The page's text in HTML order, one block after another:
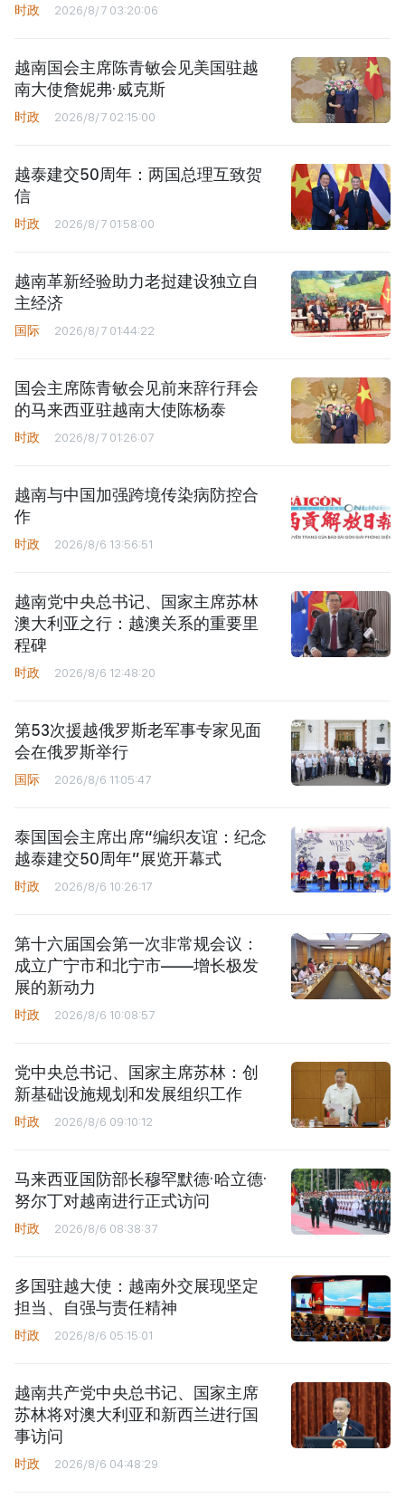
时政 2026/8/7 03:20:06
越南国会主席陈青敏会见美国驻越
南大使詹妮弗·威克斯
时政 2026/8/7 02:15:00
越泰建交50周年：两国总理互致贺
信
时政 2026/8/7 01:58:00
越南革新经验助力老挝建设独立自
主经济
国际 2026/8/7 01:44:22
国会主席陈青敏会见前来辞行拜会
的马来西亚驻越南大使陈杨泰
时政 2026/8/7 01:26:07
越南与中国加强跨境传染病防控合
作
时政 2026/8/6 13:56:51
越南党中央总书记、国家主席苏林
澳大利亚之行：越澳关系的重要里
程碑
时政 2026/8/6 12:48:20
第53次援越俄罗斯老军事专家见面
会在俄罗斯举行
国际 2026/8/6 11:05:47
泰国国会主席出席“编织友谊：纪念
越泰建交50周年”展览开幕式
时政 2026/8/6 10:26:17
第十六届国会第一次非常规会议：
成立广宁市和北宁市——增长极发
展的新动力
时政 2026/8/6 10:08:57
党中央总书记、国家主席苏林：创
新基础设施规划和发展组织工作
时政 2026/8/6 09:10:12
马来西亚国防部长穆罕默德·哈立德·
努尔丁对越南进行正式访问
时政 2026/8/6 08:38:37
多国驻越大使：越南外交展现坚定
担当、自强与责任精神
时政 2026/8/6 05:15:01
越南共产党中央总书记、国家主席
苏林将对澳大利亚和新西兰进行国
事访问
时政 2026/8/6 04:48:29